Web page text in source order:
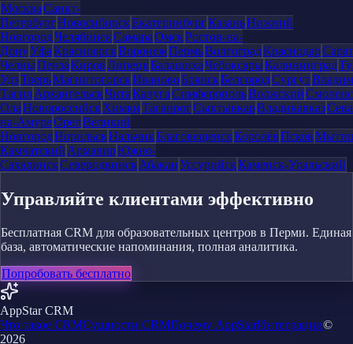
МоскваСанкт-
ПетербургНовосибирскЕкатеринбургКазаньНижний
НовгородЧелябинскСамараОмскРостов-на-
ДонуУфаКрасноярскВоронежПермьВолгоградКраснодар
ЧелныПензаКировЛипецкБалашихаЧебоксарыКалининград
УдэТверьМагнитогорскИвановоБрянскБелгородСургут
ТагилАрхангельскЧитаКалугаСимферопольВолжский
ОлаНовороссийскХимкиТаганрогСыктывкарВладикавказ
на-АмуреОрёлВеликий
НовгородНорильскНальчикБлаговещенскКоролёвПсков
Камчатский АрмавирЮжно-
СахалинскСеверодвинскАбаканУссурийскКаменск-Уральский
Управляйте клиентами эффективно
Бесплатная CRM для образовательных центров в Перми. Единая
база, автоматические напоминания, полная аналитика.
Попробовать бесплатно
AppStar CRM
Что такое CRMСущности CRMПочему AppStarИнтеграции©
2026